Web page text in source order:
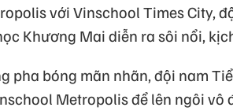
với Vinschool Times City,
Khương Mai diễn ra sôi nổi,
pha bóng mãn nhãn, đội nam
Metropolis để lên ngôi vô